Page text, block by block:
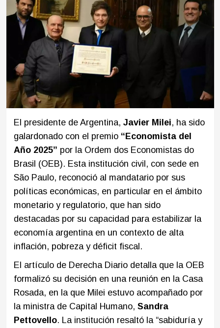
El presidente de Argentina, Javier Milei, ha sido
galardonado con el premio “Economista del
Año 2025” por la Ordem dos Economistas do
Brasil (OEB). Esta institución civil, con sede en
São Paulo, reconoció al mandatario por sus
políticas económicas, en particular en el ámbito
monetario y regulatorio, que han sido
destacadas por su capacidad para estabilizar la
economía argentina en un contexto de alta
inflación, pobreza y déficit fiscal.
El artículo de Derecha Diario detalla que la OEB
formalizó su decisión en una reunión en la Casa
Rosada, en la que Milei estuvo acompañado por
la ministra de Capital Humano, Sandra
Pettovello. La institución resaltó la “sabiduría y